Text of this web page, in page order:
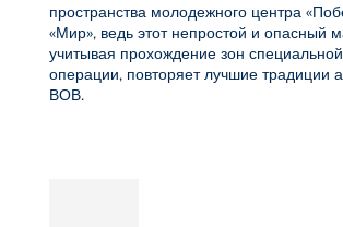
пространства молодежного центра
«Мир», ведь этот непростой и опасный
учитывая прохождение зон
операции, повторяет лучшие традиции
ВОВ.